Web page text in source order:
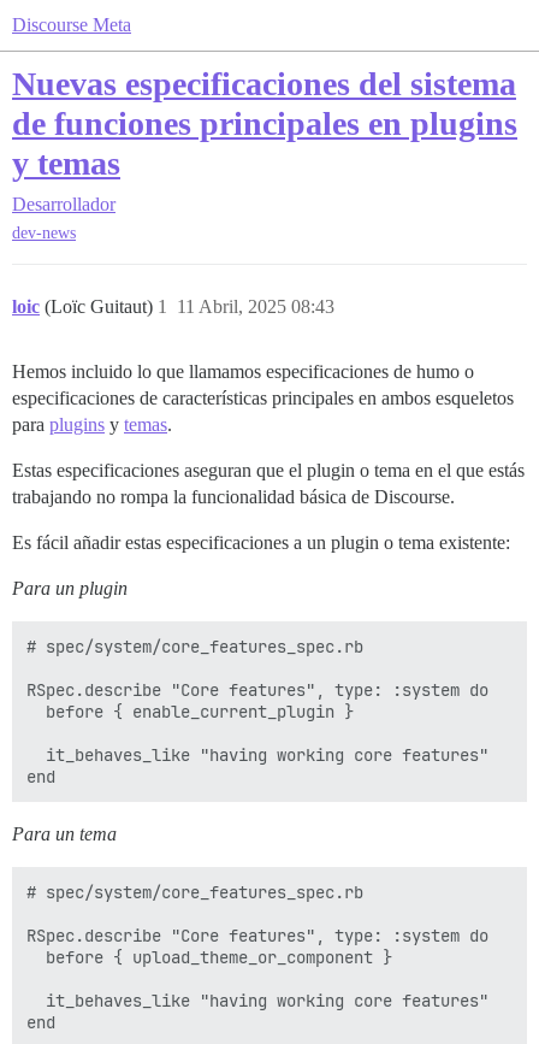
Discourse Meta
Nuevas especificaciones del sistema
de funciones principales en plugins
y temas
Desarrollador
dev-news
loic (Loïc Guitaut) 11 Abril, 2025 08:43
1
Hemos incluido lo que llamamos especificaciones de humo o
especificaciones de características principales en ambos esqueletos
para plugins y temas.
Estas especificaciones aseguran que el plugin o tema en el que estás
trabajando no rompa la funcionalidad básica de Discourse.
Es fácil añadir estas especificaciones a un plugin o tema existente:
Para un plugin
# spec/system/core_features_spec.rb
RSpec.describe "Core features", type: :system do
  before { enable_current_plugin }
  it_behaves_like "having working core features"
Para un tema
# spec/system/core_features_spec.rb
RSpec.describe "Core features", type: :system do
  before { upload_theme_or_component }
  it_behaves_like "having working core features"